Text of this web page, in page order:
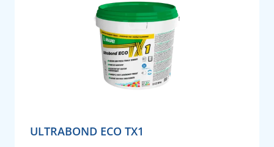
ULTRABOND ECO TX1